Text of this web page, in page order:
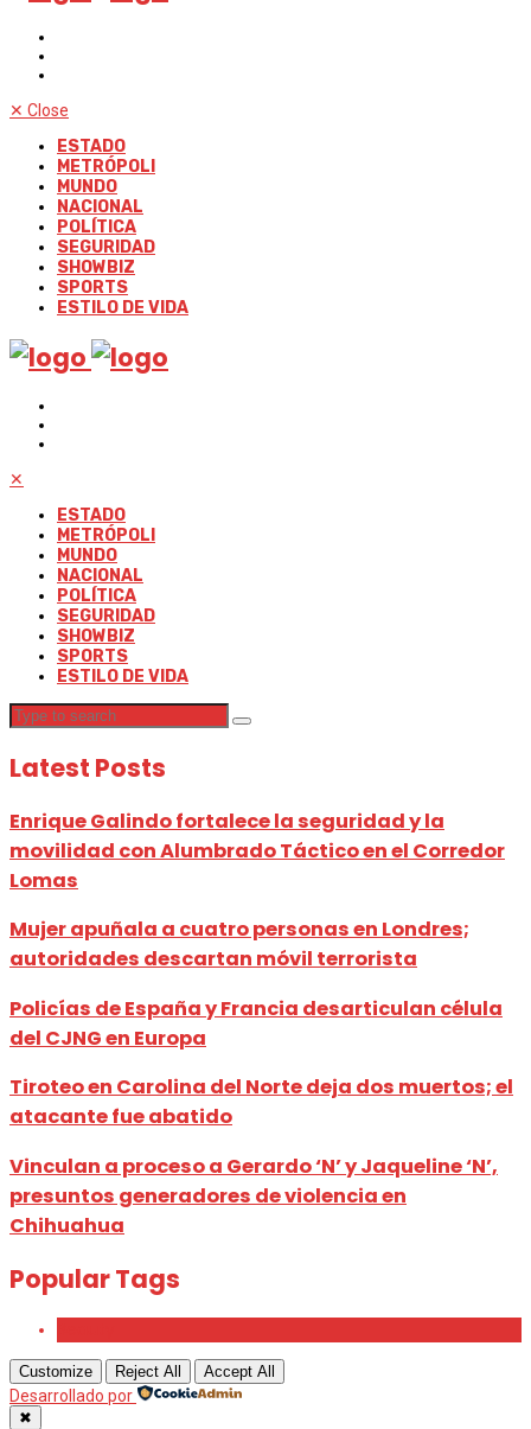
✕ Close
ESTADO
METRÓPOLI
MUNDO
NACIONAL
POLÍTICA
SEGURIDAD
SHOWBIZ
SPORTS
ESTILO DE VIDA
✕
ESTADO
METRÓPOLI
MUNDO
NACIONAL
POLÍTICA
SEGURIDAD
SHOWBIZ
SPORTS
ESTILO DE VIDA
Latest Posts
Enrique Galindo fortalece la seguridad y la
movilidad con Alumbrado Táctico en el Corredor
Lomas
Mujer apuñala a cuatro personas en Londres;
autoridades descartan móvil terrorista
Policías de España y Francia desarticulan célula
del CJNG en Europa
Tiroteo en Carolina del Norte deja dos muertos; el
atacante fue abatido
Vinculan a proceso a Gerardo ‘N’ y Jaqueline ‘N’,
presuntos generadores de violencia en
Chihuahua
Popular Tags
Customize Reject All Accept All
Desarrollado por
✖